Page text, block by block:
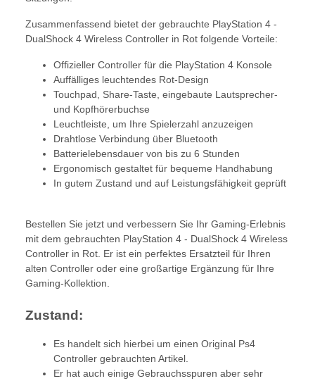
Zusammenfassend bietet der gebrauchte PlayStation 4 -
DualShock 4 Wireless Controller in Rot folgende Vorteile:
Offizieller Controller für die PlayStation 4 Konsole
Auffälliges leuchtendes Rot-Design
Touchpad, Share-Taste, eingebaute Lautsprecher-
und Kopfhörerbuchse
Leuchtleiste, um Ihre Spielerzahl anzuzeigen
Drahtlose Verbindung über Bluetooth
Batterielebensdauer von bis zu 6 Stunden
Ergonomisch gestaltet für bequeme Handhabung
In gutem Zustand und auf Leistungsfähigkeit geprüft
Bestellen Sie jetzt und verbessern Sie Ihr Gaming-Erlebnis
mit dem gebrauchten PlayStation 4 - DualShock 4 Wireless
Controller in Rot. Er ist ein perfektes Ersatzteil für Ihren
alten Controller oder eine großartige Ergänzung für Ihre
Gaming-Kollektion.
Zustand:
Es handelt sich hierbei um einen Original Ps4
Controller gebrauchten Artikel.
Er hat auch einige Gebrauchsspuren aber sehr